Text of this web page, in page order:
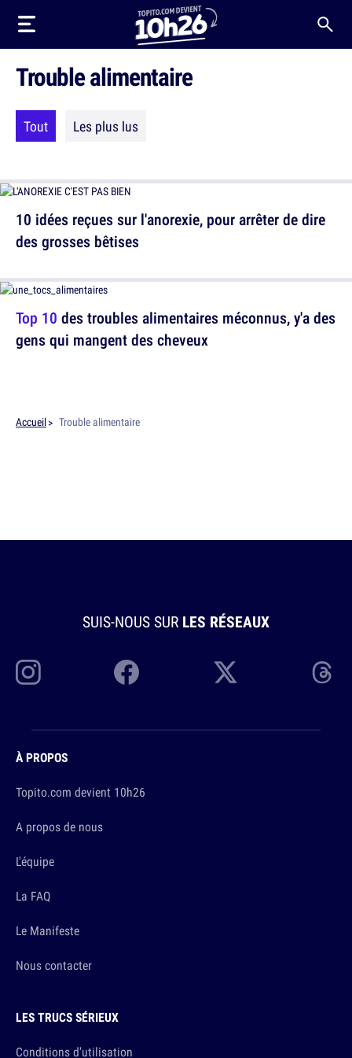
Trouble alimentaire
Tout Les plus lus
10 idées reçues sur l'anorexie, pour arrêter de dire
des grosses bêtises
Top 10 des troubles alimentaires méconnus, y'a des
gens qui mangent des cheveux
Accueil Trouble alimentaire
SUIS-NOUS SUR LES RÉSEAUX
À PROPOS
Topito.com devient 10h26
A propos de nous
L'équipe
La FAQ
Le Manifeste
Nous contacter
LES TRUCS SÉRIEUX
Conditions d'utilisation